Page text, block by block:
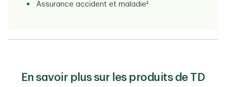
Assurance accident et maladie²
En savoir plus sur les produits de TD